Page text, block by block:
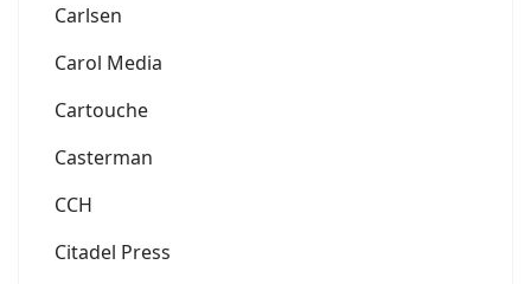
Carlsen
Carol Media
Cartouche
Casterman
CCH
Citadel Press